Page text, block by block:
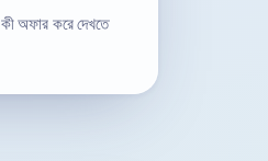
অফার করে দেখতে